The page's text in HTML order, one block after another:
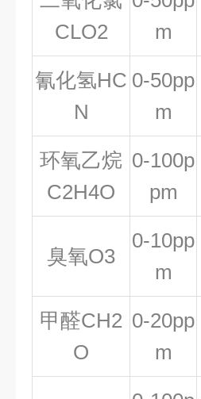
CLO2
m
氰化氢HC
N
0-50pp
m
环氧乙烷
C2H4O
0-100p
pm
臭氧O3
0-10pp
m
甲醛CH2
O
0-20pp
m